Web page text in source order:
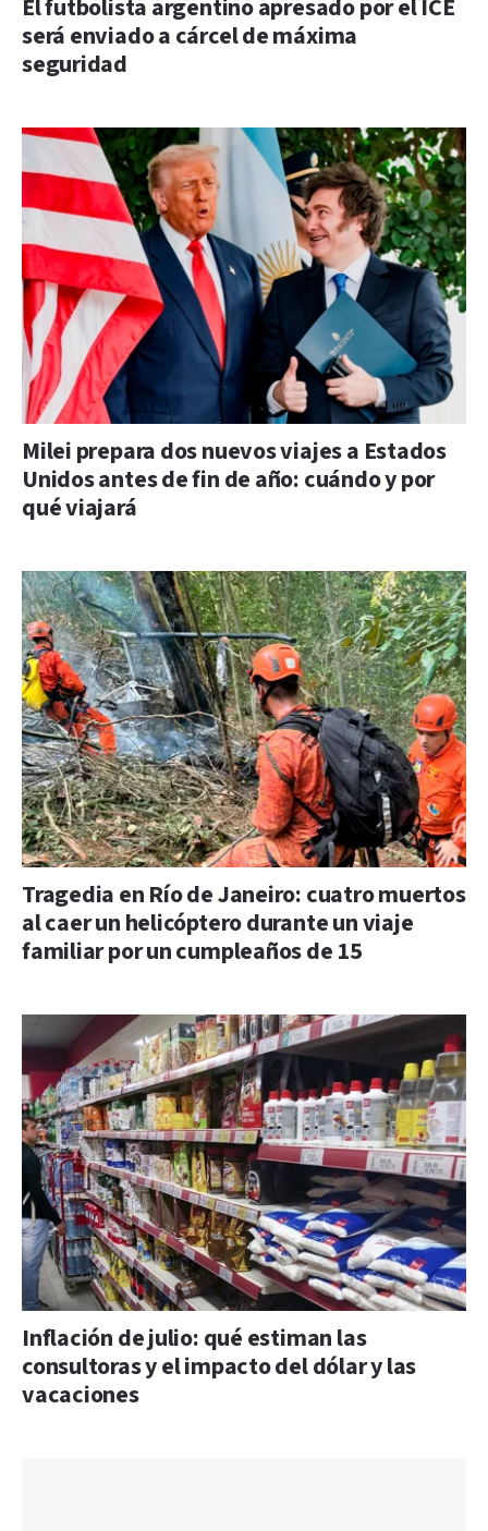
El futbolista argentino apresado por el ICE
será enviado a cárcel de máxima
seguridad
Milei prepara dos nuevos viajes a Estados
Unidos antes de fin de año: cuándo y por
qué viajará
Tragedia en Río de Janeiro: cuatro muertos
al caer un helicóptero durante un viaje
familiar por un cumpleaños de 15
Inflación de julio: qué estiman las
consultoras y el impacto del dólar y las
vacaciones